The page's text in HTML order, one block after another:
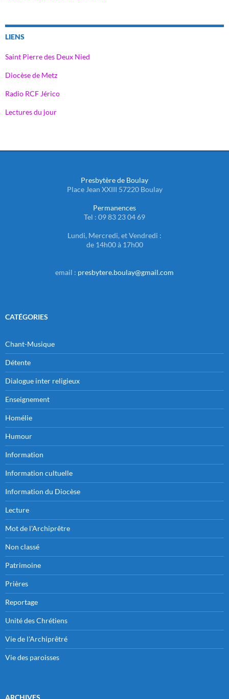
LIENS
Saint Pierre des Deux Nied
Diocèse de Metz
Radio RCF Jérico
Lectures du jour
Presbytère de Boulay
Place Jean XXIII 57220 Boulay
Permanences
Tel : 09 83 23 04 69
Lundi, Mercredi, et Vendredi :
de 14h00 à 17h00
email : presbytere.boulay@gmail.com
CATÉGORIES
Chant-Musique
Détente
Dialogue inter religieux
Enseignement
Homélie
Humour
Information
Information cultuelle
Information du Diocèse
Lecture
Mot de l'Archiprêtre
Non classé
Patrimoine
Prières
Reportage
Unité des Chrétiens
Vie de l'Archiprêtré
Vie des paroisses
ARCHIVES